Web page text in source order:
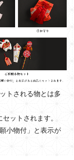
トされる物とは多
ットされます。
小物付」と表示が